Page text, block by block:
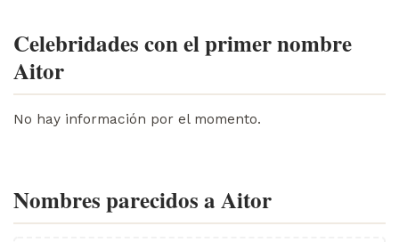
Celebridades con el primer nombre
Aitor
No hay información por el momento.
Nombres parecidos a Aitor